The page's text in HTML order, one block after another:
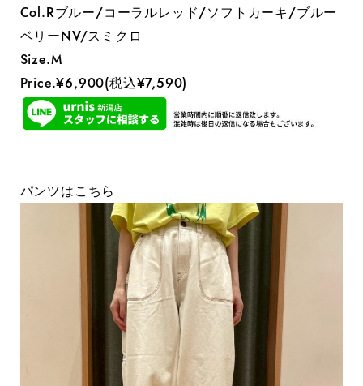
Col.Rブルー/コーラルレッド/ソフトカーキ/ブルー
ベリーNV/スミクロ
Size.M
Price.¥6,900(税込¥7,590)
パンツはこちら